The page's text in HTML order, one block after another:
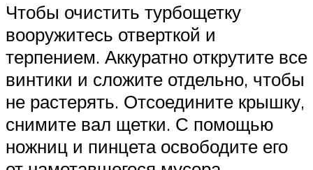
Чтобы очистить турбощетку
вооружитесь отверткой и
терпением. Аккуратно открутите все
винтики и сложите отдельно, чтобы
не растерять. Отсоедините крышку,
снимите вал щетки. С помощью
ножниц и пинцета освободите его